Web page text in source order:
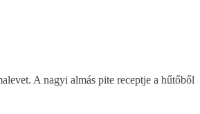
A nagyi almás pite receptje a hűtőből